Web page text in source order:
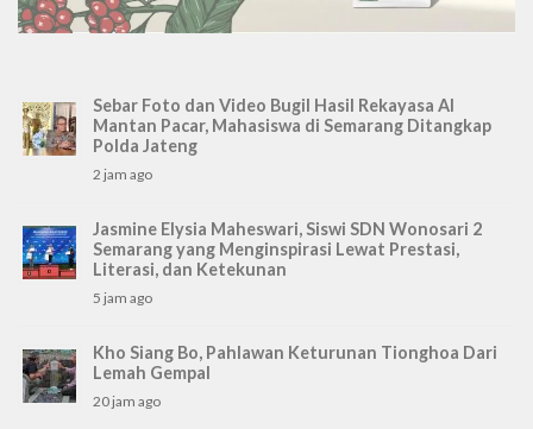
Sebar Foto dan Video Bugil Hasil Rekayasa AI
Mantan Pacar, Mahasiswa di Semarang Ditangkap
Polda Jateng
2 jam ago
Jasmine Elysia Maheswari, Siswi SDN Wonosari 2
Semarang yang Menginspirasi Lewat Prestasi,
Literasi, dan Ketekunan
5 jam ago
Kho Siang Bo, Pahlawan Keturunan Tionghoa Dari
Lemah Gempal
20 jam ago